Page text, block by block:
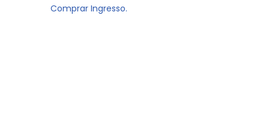
Comprar Ingresso.